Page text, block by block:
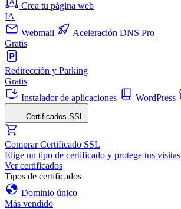
Crea tu página web
IA
Webmail
Aceleración DNS Pro
Gratis
Redirección y Parking
Gratis
Instalador de aplicaciones
WordPress
Certificados SSL
Comprar Certificado SSL
Elige un tipo de certificado y protege tus visitas
Ver certificados
Tipos de certificados
Dominio único
Más vendido